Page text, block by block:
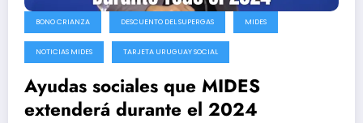
BONO CRIANZA DESCUENTO DEL SUPERGAS MIDES
NOTICIAS MIDES TARJETA URUGUAY SOCIAL
Ayudas sociales que MIDES
extenderá durante el 2024